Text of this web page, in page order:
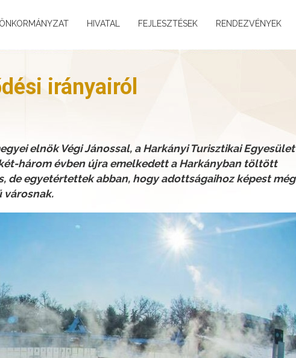
HIVATAL FEJLESZTÉSEK RENDEZVÉNYEK
irányairól
elnök Végi Jánossal, a Harkányi Turisztikai Egyesület
három évben újra emelkedett a Harkányban töltött
de egyetértettek abban, hogy adottságaihoz képest még
városnak.